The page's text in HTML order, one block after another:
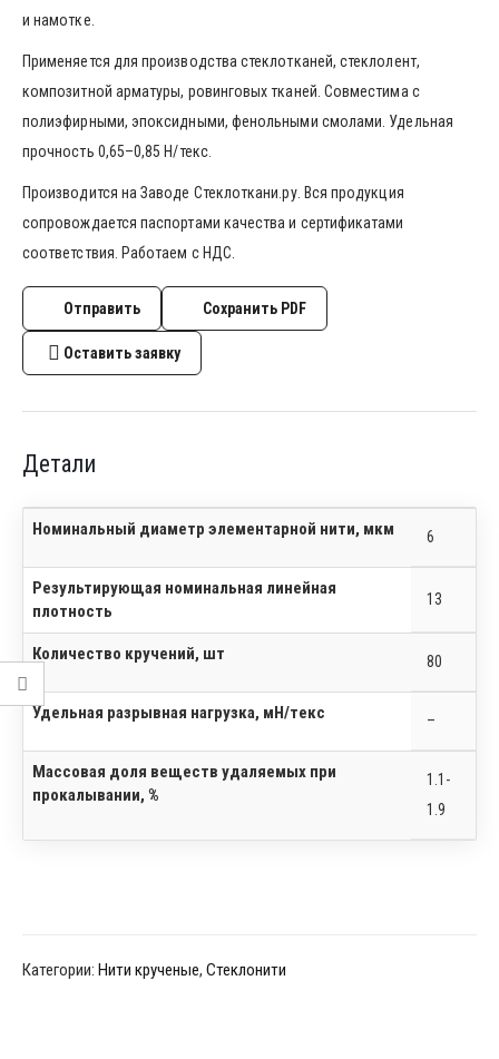
и намотке.
Применяется для производства стеклотканей, стеклолент,
композитной арматуры, ровинговых тканей. Совместима с
полиэфирными, эпоксидными, фенольными смолами. Удельная
прочность 0,65–0,85 Н/текс.
Производится на Заводе Стеклоткани.ру. Вся продукция
сопровождается паспортами качества и сертификатами
соответствия. Работаем с НДС.
Отправить Сохранить PDF
Оставить заявку
Детали
Номинальный диаметр элементарной нити, мкм 6
Результирующая номинальная линейная
плотность
13
Количество кручений, шт 80
Удельная разрывная нагрузка, мН/текс –
Массовая доля веществ удаляемых при
прокалывании, %
1.1-
1.9
Категории: Нити крученые, Стеклонити